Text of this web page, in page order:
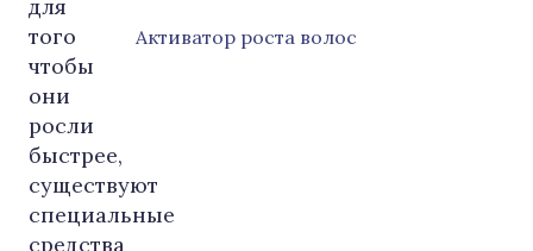
Активатор роста волос